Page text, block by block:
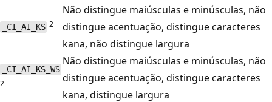
_CI_AI_KS 2
Não distingue maiúsculas e minúsculas, não
distingue acentuação, distingue caracteres
kana, não distingue largura
_CI_AI_KS_WS
2
Não distingue maiúsculas e minúsculas, não
distingue acentuação, distingue caracteres
kana, distingue largura